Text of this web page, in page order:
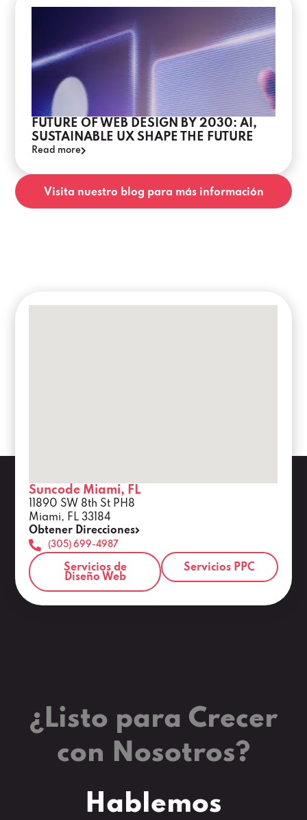
FUTURE OF WEB DESIGN BY 2030: AI,
SUSTAINABLE UX SHAPE THE FUTURE
Read more
Visita nuestro blog para más información
Suncode Miami, FL
11890 SW 8th St PH8
Miami, FL 33184
Obtener Direcciones
(305) 699-4987
Servicios de
Diseño Web
Servicios PPC
¿Listo para Crecer
con Nosotros?
Hablemos